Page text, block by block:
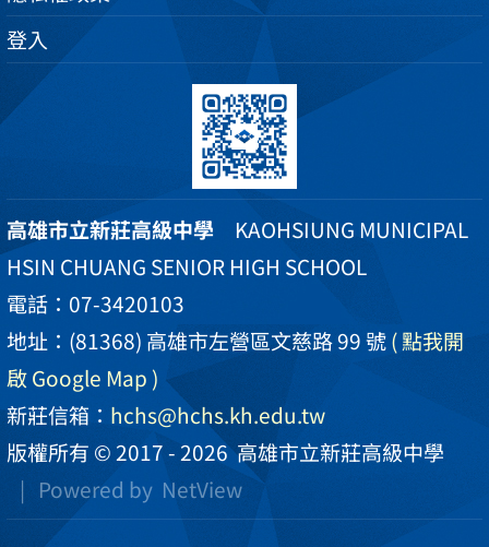
登入
高雄市立新莊高級中學 KAOHSIUNG MUNICIPAL
HSIN CHUANG SENIOR HIGH SCHOOL
電話：07-3420103
地址：(81368) 高雄市左營區文慈路 99 號( 點我開
啟 Google Map )
新莊信箱： hchs@hchs.kh.edu.tw
版權所有 © 2017 - 2026高雄市立新莊高級中學
| Powered by NetView